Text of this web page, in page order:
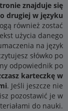
znajduje się
drugiej w języku
również zostać
użycia danego
na język
słówko po
odpowiednik po
karteczkę w
. Jeśli jeszcze nie
pozostawić je w
do nauki.